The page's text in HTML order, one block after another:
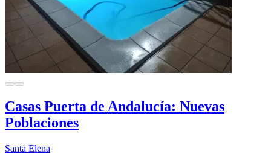
Casas Puerta de Andalucía: Nuevas
Poblaciones
Santa Elena